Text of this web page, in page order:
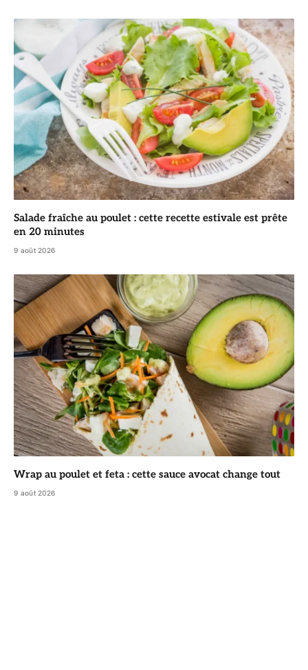
Salade fraîche au poulet : cette recette estivale est prête
en 20 minutes
9 août 2026
Wrap au poulet et feta : cette sauce avocat change tout
9 août 2026